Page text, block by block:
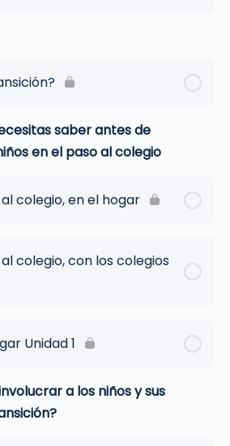
saber antes de
en el paso al colegio
colegio, en el hogar
colegio, con los colegios
Unidad 1
a los niños y sus